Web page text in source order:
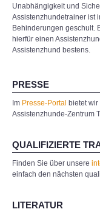
Unabhängigkeit und
Assistenzhundetrainer ist
Behinderungen geschult.
hierfür einen
Assistenzhund bestens.
PRESSE
Im Presse-Portal bietet wir
Assistenzhunde-Zentrum
QUALIFIZIERTE
Finden Sie über unsere
einfach den nächsten
LITERATUR